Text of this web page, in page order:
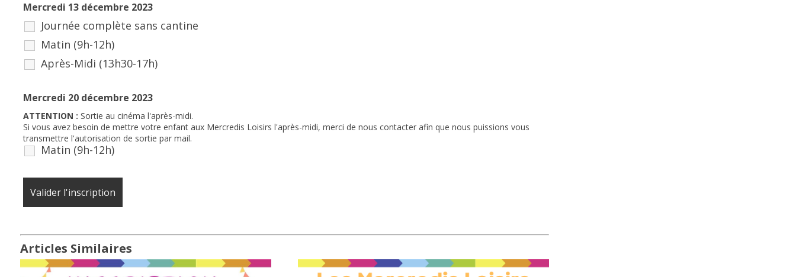
Mercredi 13 décembre 2023
Journée complète sans cantine
Matin (9h-12h)
Après-Midi (13h30-17h)
Mercredi 20 décembre 2023
Matin (9h-12h)
ATTENTION : Sortie au cinéma l'après-midi.
Si vous avez besoin de mettre votre enfant aux Mercredis Loisirs l'après-midi, merci de nous contacter afin que nous puissions vous
transmettre l'autorisation de sortie par mail.
Articles Similaires